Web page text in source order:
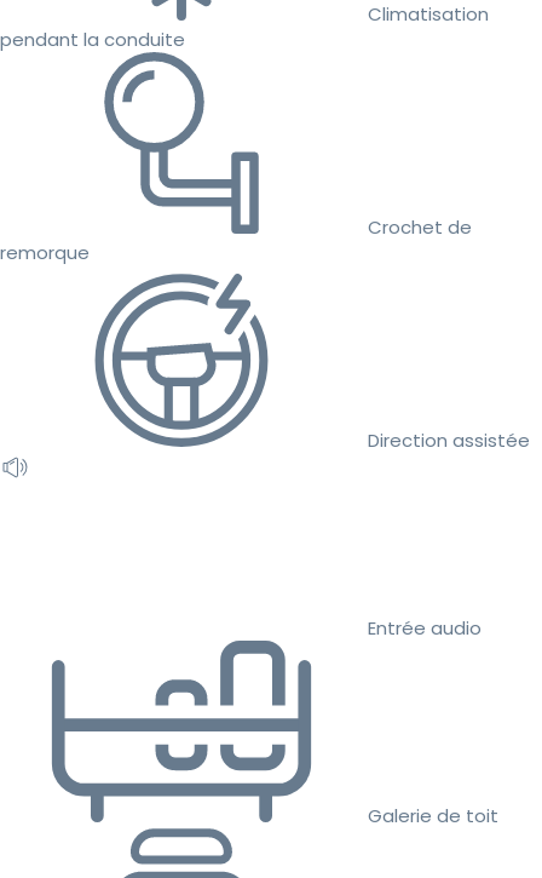
Climatisation
pendant la conduite
Crochet de
remorque
Direction assistée
Entrée audio
Galerie de toit